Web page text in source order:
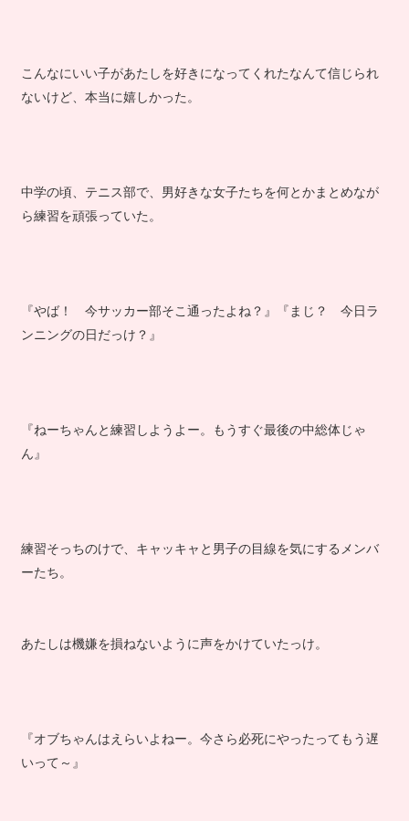
こんなにいい子があたしを好きになってくれたなんて信じられ
ないけど、本当に嬉しかった。
中学の頃、テニス部で、男好きな女子たちを何とかまとめなが
ら練習を頑張っていた。
『やば！ 今サッカー部そこ通ったよね？』『まじ？ 今日ラ
ンニングの日だっけ？』
『ねーちゃんと練習しようよー。もうすぐ最後の中総体じゃ
ん』
練習そっちのけで、キャッキャと男子の目線を気にするメンバ
ーたち。
あたしは機嫌を損ねないように声をかけていたっけ。
『オブちゃんはえらいよねー。今さら必死にやったってもう遅
いって～』